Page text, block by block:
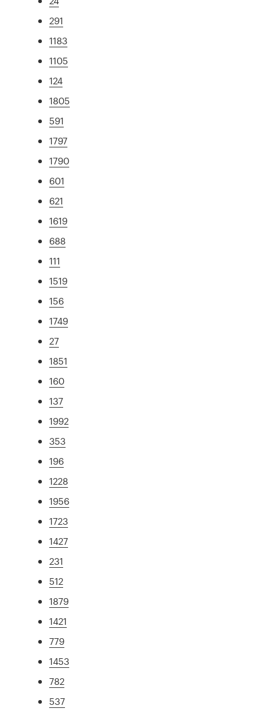
291
1183
1105
124
1805
591
1797
1790
601
621
1619
688
111
1519
156
1749
27
1851
160
137
1992
353
196
1228
1956
1723
1427
231
512
1879
1421
779
1453
782
537